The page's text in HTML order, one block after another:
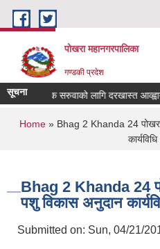
Skip to main content
पोखरा महानगरपालिका
गण्डकी प्रदेश
सूचनाशिक्षक सरुवाको लागि दरखास्त आव्ह्वान
You are here
Home » Bhag 2 Khanda 24 पोखरा
Bhag 2 Khanda 24
पशु विकास अनुदान
Submitted on: Sun, 04/21/